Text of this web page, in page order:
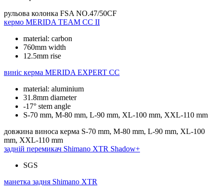
рульова колонка FSA NO.47/50CF
кермо MERIDA TEAM CC II
material: carbon
760mm width
12.5mm rise
виніс керма MERIDA EXPERT CC
material: aluminium
31.8mm diameter
-17° stem angle
S-70 mm, M-80 mm, L-90 mm, XL-100 mm, XXL-110 mm
довжина виноса керма S-70 mm, M-80 mm, L-90 mm, XL-100
mm, XXL-110 mm
задній перемикач Shimano XTR Shadow+
SGS
манетка задня Shimano XTR